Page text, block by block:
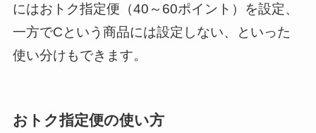
にはおトク指定便（40～60ポイント）を設定、
一方でCという商品には設定しない、といった
使い分けもできます。
おトク指定便の使い方